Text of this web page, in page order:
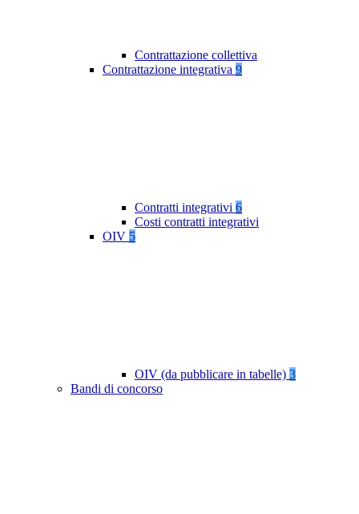
Contrattazione collettiva
Contrattazione integrativa 9
Contratti integrativi 6
Costi contratti integrativi
OIV 5
OIV (da pubblicare in tabelle) 3
Bandi di concorso